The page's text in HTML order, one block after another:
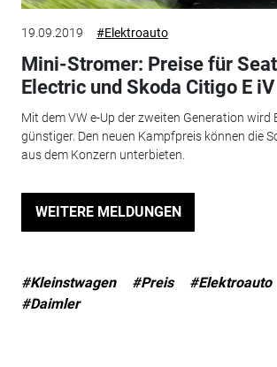
19.09.2019 #Elektroauto
Mini-Stromer: Preise für
Electric und Skoda Citigo E iV
Mit dem VW e-Up der zweiten Generation wird
günstiger. Den neuen Kampfpreis können die
aus dem Konzern unterbieten.
WEITERE MELDUNGEN
#Kleinstwagen #Preis #Elektroauto
#Daimler